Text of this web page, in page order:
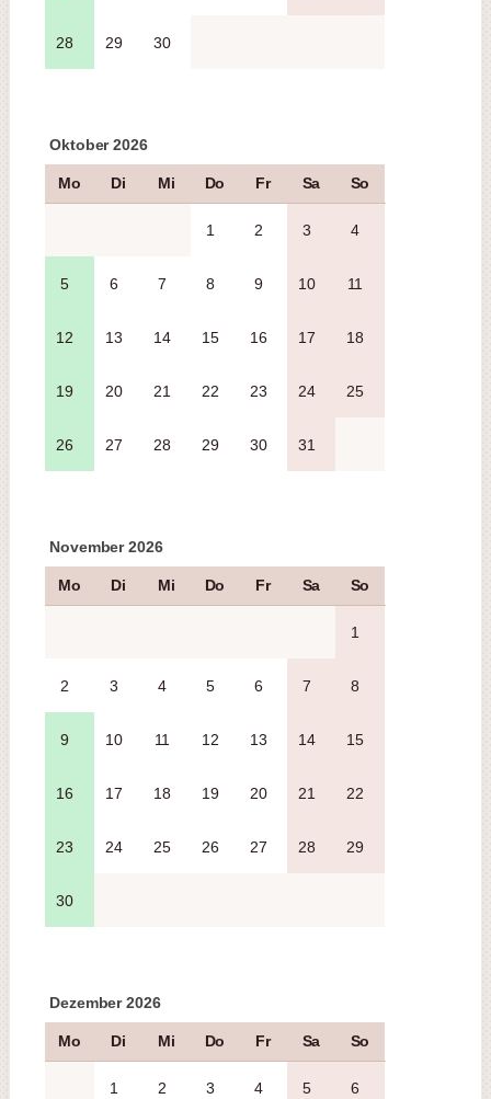
28 29 30
Oktober 2026
Mo Di Mi Do Fr Sa So
1 2 3 4
5 6 7 8 9 10 11
12 13 14 15 16 17 18
19 20 21 22 23 24 25
26 27 28 29 30 31
November 2026
Mo Di Mi Do Fr Sa So
1
2 3 4 5 6 7 8
9 10 11 12 13 14 15
16 17 18 19 20 21 22
23 24 25 26 27 28 29
30
Dezember 2026
Mo Di Mi Do Fr Sa So
1 2 3 4 5 6